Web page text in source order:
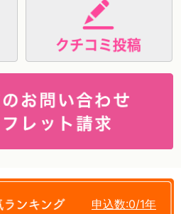
申込数:0/1年